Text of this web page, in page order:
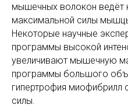
мышечных волокон ведёт
максимальной силы
Некоторые научные
программы высокой
увеличивают мышечную
программы большого
гипертрофия миофибрилл
силы.